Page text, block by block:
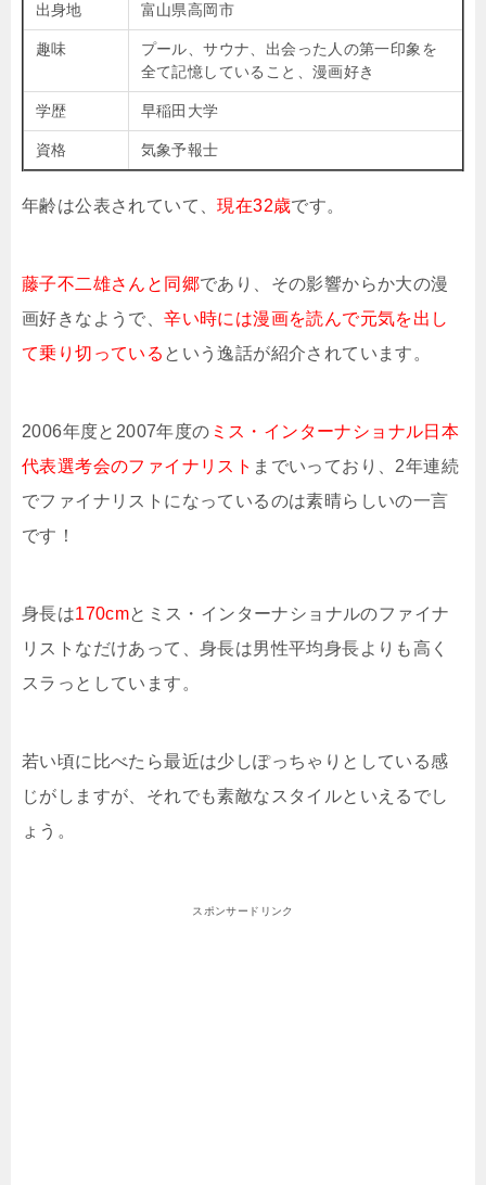
出身地 富山県高岡市
趣味
プール、サウナ、出会った人の第一印象を
全て記憶していること、漫画好き
学歴 早稲田大学
資格 気象予報士
年齢は公表されていて、現在32歳です。
藤子不二雄さんと同郷であり、その影響からか大の漫
画好きなようで、辛い時には漫画を読んで元気を出し
て乗り切っている という逸話が紹介されています。
2006年度と2007年度の ミス・インターナショナル日本
代表選考会のファイナリスト までいっており、2年連続
でファイナリストになっているのは素晴らしいの一言
です！
身長は170cmとミス・インターナショナルのファイナ
リストなだけあって、身長は男性平均身長よりも高く
スラっとしています。
若い頃に比べたら最近は少しぽっちゃりとしている感
じがしますが、それでも素敵なスタイルといえるでし
ょう。
スポンサードリンク